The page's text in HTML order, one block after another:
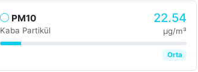
PM10
Kaba Partikül
22.54
μg/m³
Orta